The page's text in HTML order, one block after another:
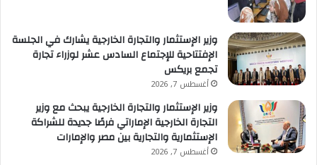
وزير الإستثمار والتجارة الخارجية يشارك في الجلسة
الإفتتاحية للإجتماع السادس عشر لوزراء تجارة
تجمع بريكس
أغسطس 7, 2026
وزير الإستثمار والتجارة الخارجية يبحث مع وزير
التجارة الخارجية الإماراتي فرصًا جديدة للشراكة
الإستثمارية والتجارية بين مصر والإمارات
أغسطس 7, 2026